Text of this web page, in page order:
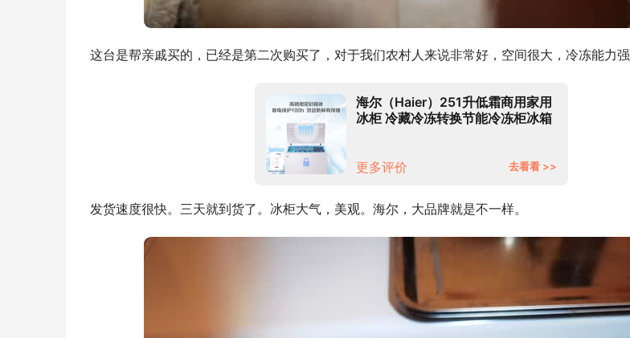
这台是帮亲戚买的，已经是第二次购买了，对于我们农村人来说非常好，空间很大，冷冻能力强
海尔（Haier）251升低霜商用家用
冰柜 冷藏冷冻转换节能冷冻柜冰箱
更多评价 去看看 >>
发货速度很快。三天就到货了。冰柜大气，美观。海尔，大品牌就是不一样。